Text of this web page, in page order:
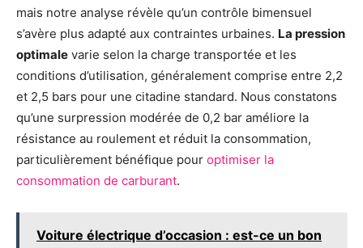
mais notre analyse révèle qu’un contrôle bimensuel
s’avère plus adapté aux contraintes urbaines. La pression
optimale varie selon la charge transportée et les
conditions d’utilisation, généralement comprise entre 2,2
et 2,5 bars pour une citadine standard. Nous constatons
qu’une surpression modérée de 0,2 bar améliore la
résistance au roulement et réduit la consommation,
particulièrement bénéfique pour optimiser la
consommation de carburant.
Voiture électrique d’occasion : est-ce un bon